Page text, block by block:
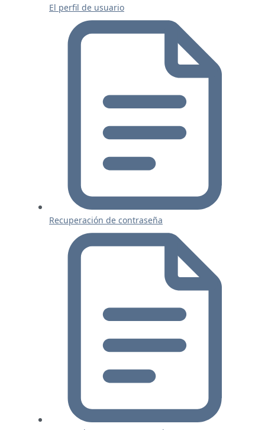
El perfil de usuario
Recuperación de contraseña